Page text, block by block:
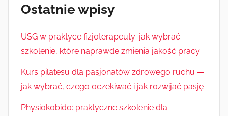
Ostatnie wpisy
USG w praktyce fizjoterapeuty: jak wybrać
szkolenie, które naprawdę zmienia jakość pracy
Kurs pilatesu dla pasjonatów zdrowego ruchu —
jak wybrać, czego oczekiwać i jak rozwijać pasję
Physiokobido: praktyczne szkolenie dla